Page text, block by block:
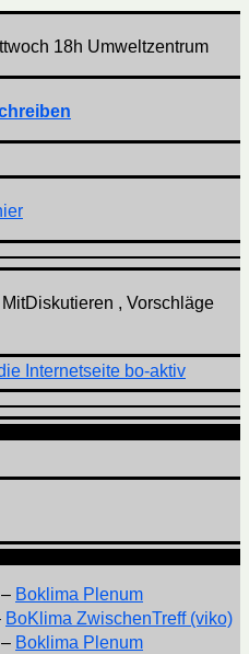
18h Umweltzentrum
, Vorschläge
– Boklima Plenum
BoKlima ZwischenTreff (viko)
– Boklima Plenum